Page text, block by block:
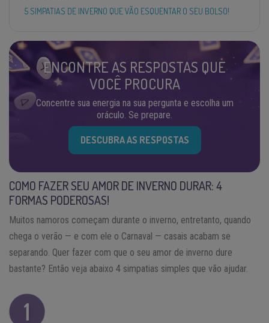
5 SIMPATIAS DE INVERNO QUE VÃO ESQUENTAR O SEU BOLSO!
ENCONTRE AS RESPOSTAS QUE
VOCÊ PROCURA
Concentre sua energia na sua pergunta e escolha um
oráculo. Se prepare.
DESCUBRA AS RESPOSTAS
COMO FAZER SEU AMOR DE INVERNO DURAR: 4
FORMAS PODEROSAS!
Muitos namoros começam durante o inverno, entretanto, quando
chega o verão — e com ele o Carnaval — casais acabam se
separando. Quer fazer com que o seu amor de inverno dure
bastante? Então veja abaixo 4 simpatias simples que vão ajudar.